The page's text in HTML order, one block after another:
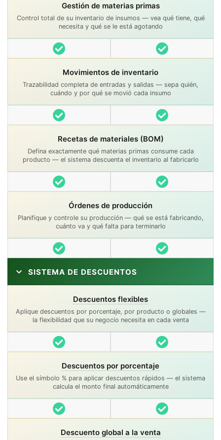
Gestión de materias primas
Control total de su inventario de insumos — vea qué tiene, qué
necesita y qué se le está agotando
Incluido Incluido
Movimientos de inventario
Trazabilidad completa de entradas y salidas — sepa quién,
cuándo y por qué se movió cada insumo
Incluido Incluido
Recetas de materiales (BOM)
Defina exactamente qué materias primas consume cada
producto — el sistema descuenta el inventario al fabricarlo
Incluido Incluido
Órdenes de producción
Planifique y controle su producción — qué se está fabricando,
cuánto va y qué falta para terminarlo
Incluido Incluido
SISTEMA DE DESCUENTOS
Descuentos flexibles
Aplique descuentos por porcentaje, por producto o globales —
la flexibilidad que su negocio necesita en cada venta
Incluido Incluido
Descuentos por porcentaje
Use el símbolo % para aplicar descuentos rápidos — el sistema
calcula el monto final automáticamente
Incluido Incluido
Descuento global a la venta